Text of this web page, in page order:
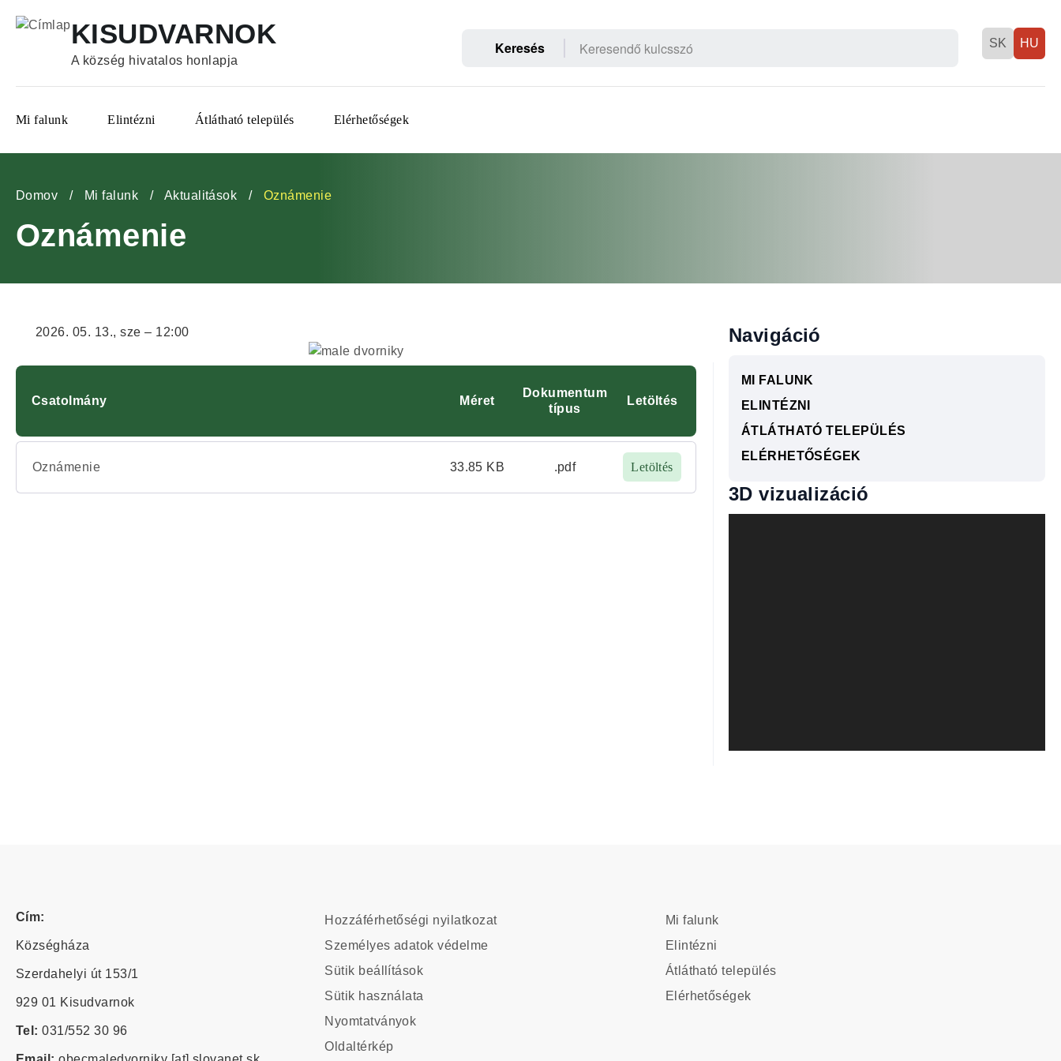
KISUDVARNOK
A község hivatalos honlapja
SK HU
Keresés
Fő
Mi falunk Elintézni Átlátható település Elérhetőségek
Morzsa
Domov Mi falunk Aktualitások Oznámenie
Oznámenie
2026. 05. 13., sze – 12:00
Csatolmány Méret
Dokumentum
típus
Letöltés
Oznámenie 33.85 KB .pdf Letöltés
Navigáció
MI FALUNK
ELINTÉZNI
ÁTLÁTHATÓ TELEPÜLÉS
ELÉRHETŐSÉGEK
3D vizualizáció
Cím:
Községháza
Szerdahelyi út 153/1
929 01 Kisudvarnok
Tel: 031/552 30 96
Main
navigation
Mi falunk
Elintézni
Átlátható település
Elérhetőségek
Footer
custom
Nyomtatványok
Oldaltérkép
Footer
-
Hozzáférhetőségi nyilatkozat
Személyes adatok védelme
Sütik beállítások
Sütik használata